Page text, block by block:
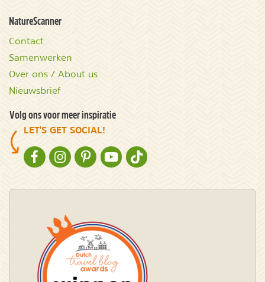
NatureScanner
Contact
Samenwerken
Over ons / About us
Nieuwsbrief
Volg ons voor meer inspiratie
LET'S GET SOCIAL!
NATURESCANNER OP FACEBOOK
NATURESCANNER OP INSTAGRAM
NATURESCANNER OP PINTEREST
NATURESCANNER OP YOUTUBE
NATURESCANNER OP TIKTOK